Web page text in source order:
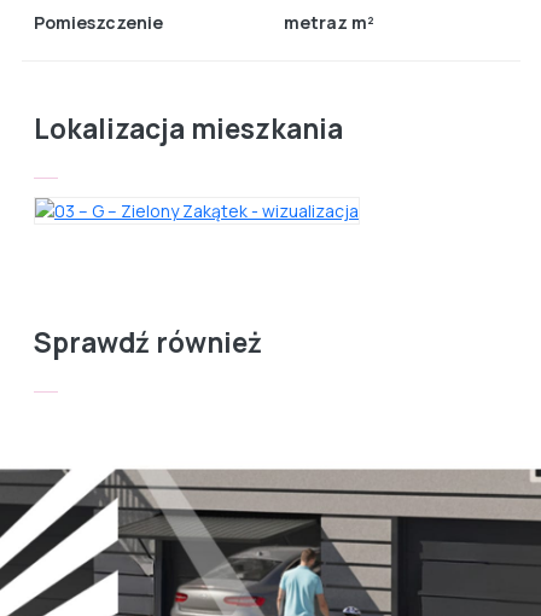
Pomieszczenie metraz m²
Lokalizacja mieszkania
Sprawdź również